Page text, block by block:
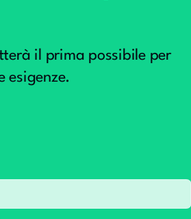
il prima possibile per
esigenze.